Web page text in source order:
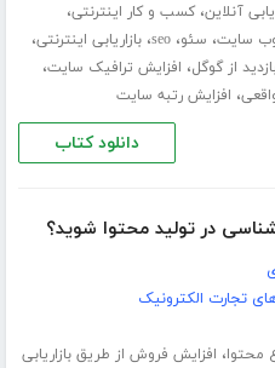
آنلاین،کسب و کار اینترنتی،
وب سایت، سئو،seo،بازاریابی اینترنتی،
از گوگل، افزایش ترافیک سایت،
، افزایش رتبه سایت
دانلود کتاب
در تولید محتوا شوید؟
تجارت الکترونیک
محتوا، افزایش فروش از طریق بازاریابی